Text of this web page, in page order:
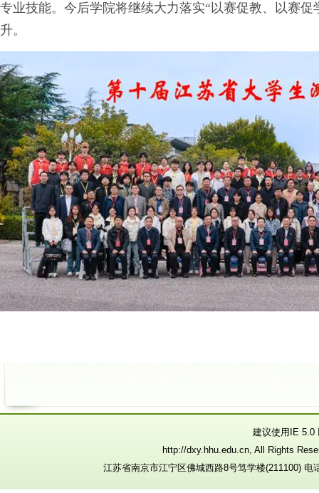
专业技能。今后学院将继续大力落实“以赛促教、以赛
升。
建议使用IE 5.0
http://dxy.hhu.edu.cn, All Rights
江苏省南京市江宁区佛城西路8号笃学楼(211100)